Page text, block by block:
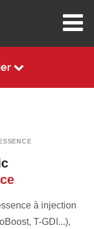
à injection
T-GDI...),